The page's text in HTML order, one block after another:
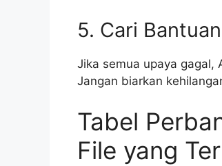
5. Cari
Jika semua upaya gagal,
Jangan biarkan
Tabel
File yang